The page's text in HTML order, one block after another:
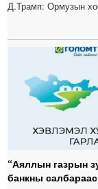
Д.Трамп: Ормузын
“Аяллын газрын
банкны